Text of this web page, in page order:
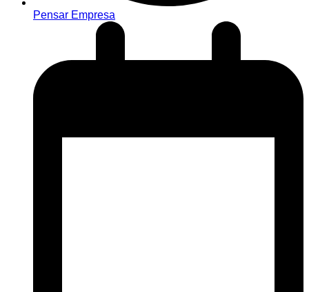
Pensar Empresa